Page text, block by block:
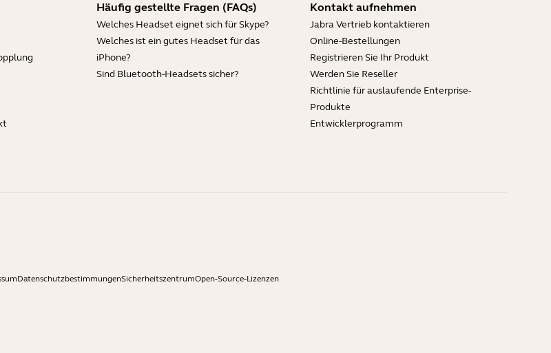
Häufig gestellte Fragen (FAQs)
Welches Headset eignet sich für Skype?
Welches ist ein gutes Headset für das
iPhone?
Sind Bluetooth-Headsets sicher?
Kontakt aufnehmen
Jabra Vertrieb kontaktieren
Online-Bestellungen
Registrieren Sie Ihr Produkt
Werden Sie Reseller
Richtlinie für auslaufende Enterprise-
Produkte
Entwicklerprogramm
DatenschutzbestimmungenSicherheitszentrumOpen-Source-Lizenzen